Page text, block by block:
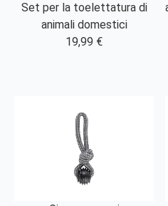
Set per la toelettatura di
animali domestici
19,99 €